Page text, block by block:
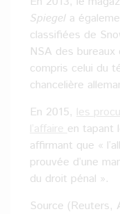
Spiegel a
classifiées de
NSA des
compris celui du
chancelière
En 2015, les
l’affaireen tapant
affirmant que «
prouvée d’une
du droit pénal ».
Source (Reuters,